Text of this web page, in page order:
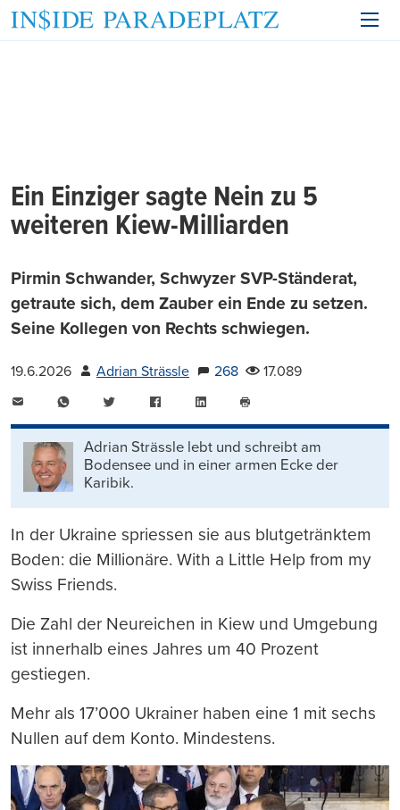
Ein Einziger sagte Nein zu 5
weiteren Kiew-Milliarden
Pirmin Schwander, Schwyzer SVP-Ständerat,
getraute sich, dem Zauber ein Ende zu setzen.
Seine Kollegen von Rechts schwiegen.
19.6.2026 Adrian Strässle 268
17.089
WhatsAppTwitter FacebookLinkedIn
drucken
Adrian Strässle lebt und schreibt am
Bodensee und in einer armen Ecke der
Karibik.
In der Ukraine spriessen sie aus blutgetränktem
Boden: die Millionäre. With a Little Help from my
Swiss Friends.
Die Zahl der Neureichen in Kiew und Umgebung
ist innerhalb eines Jahres um 40 Prozent
gestiegen.
Mehr als 17’000 Ukrainer haben eine 1 mit sechs
Nullen auf dem Konto. Mindestens.